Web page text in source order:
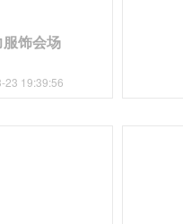
饰会场
23 19:39:56